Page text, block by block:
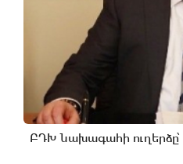
ԲԴԽ նախագահի